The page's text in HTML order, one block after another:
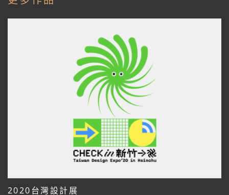
2020台灣設計展